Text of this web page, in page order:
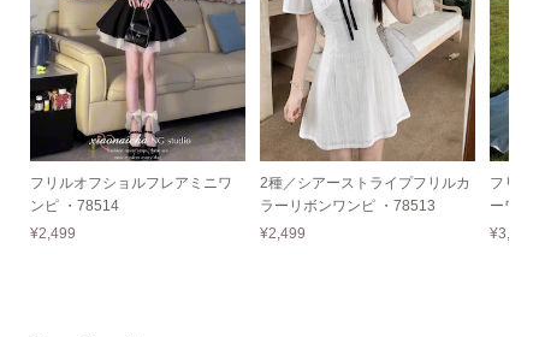
フリルオフショルフレアミニワ
ンピ ・78514
¥2,499
2種／シアーストライプフリルカ
ラーリボンワンピ ・78513
¥2,499
フリル
ーワン
¥3,499